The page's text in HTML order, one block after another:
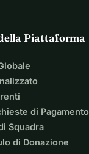
Piattaforma
di Pagamento
Squadra
di Donazione